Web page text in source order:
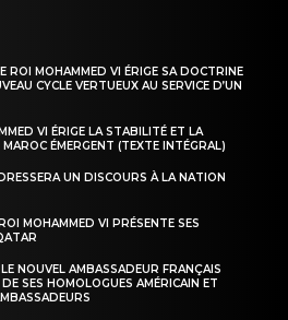
ROI MOHAMMED VI ÉRIGE SA DOCTRINE
CYCLE VERTUEUX AU SERVICE D’UN
VI ÉRIGE LA STABILITÉ ET LA
ÉMERGENT (TEXTE INTÉGRAL)
UN DISCOURS À LA NATION
MOHAMMED VI PRÉSENTE SES
NOUVEL AMBASSADEUR FRANÇAIS
SES HOMOLOGUES AMÉRICAIN ET